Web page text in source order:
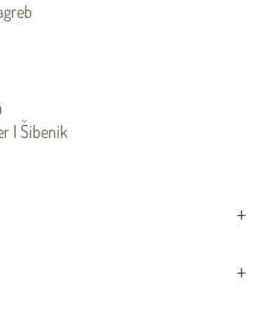
| Šibenik